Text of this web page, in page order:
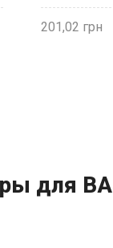
201,02
для